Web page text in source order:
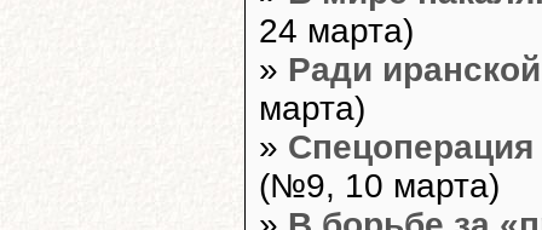
24 марта)
» Ради
марта)
»
(№9, 10 марта)